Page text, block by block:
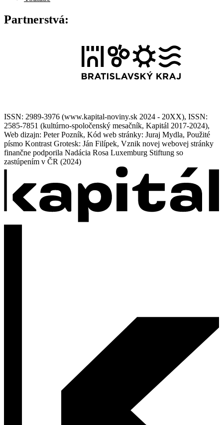
Partnerstvá:
ISSN: 2989-3976 (www.kapital-noviny.sk 2024 - 20XX), ISSN:
2585-7851 (kultúrno-spoločenský mesačník, Kapitál 2017-2024),
Web dizajn: Peter Pozník, Kód web stránky: Juraj Mydla, Použité
písmo Kontrast Grotesk: Ján Filípek, Vznik novej webovej stránky
finančne podporila Nadácia Rosa Luxemburg Stiftung so
zastúpením v ČR (2024)